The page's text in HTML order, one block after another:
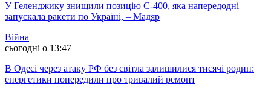
У Геленджику знищили позицію С-400, яка напередодні
запускала ракети по Україні, – Мадяр
Війна
сьогодні о 13:47
В Одесі через атаку РФ без світла залишилися тисячі родин:
енергетики попередили про тривалий ремонт